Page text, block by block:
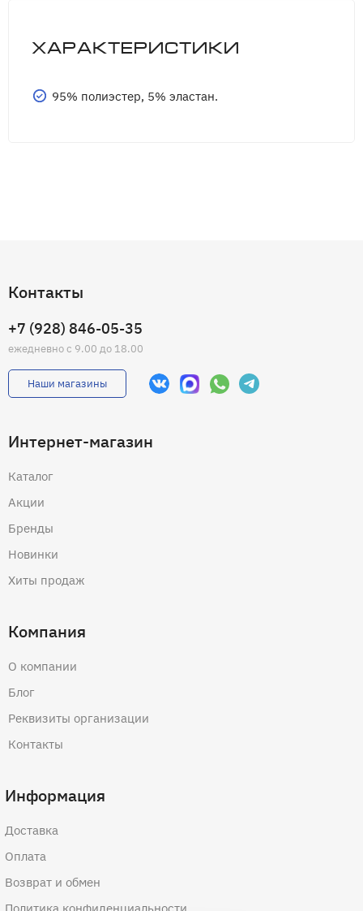
Характеристики
95% полиэстер, 5% эластан.
Контакты
+7 (928) 846-05-35
ежедневно с 9.00 до 18.00
Наши магазины
Интернет-магазин
Каталог
Акции
Бренды
Новинки
Хиты продаж
Компания
О компании
Блог
Реквизиты организации
Контакты
Информация
Доставка
Оплата
Возврат и обмен
Политика конфиденциальности